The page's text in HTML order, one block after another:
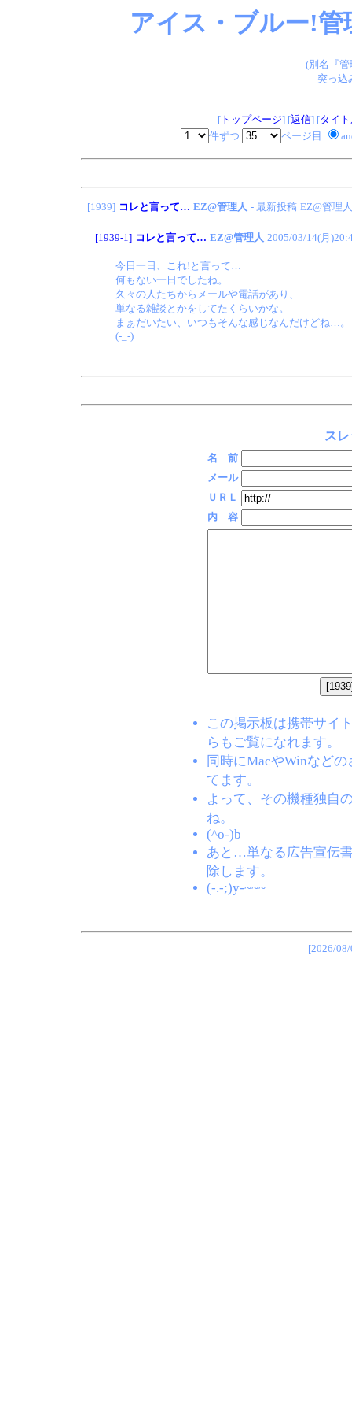
アイス・ブルー!
(別名『
突っ込
[トップページ] [返信] [タイ
件ずつ
ページ目
[1939] コレと言って… EZ@管理人 - 最新投稿 EZ@管理人
[1939-1] コレと言って… EZ@管理人 2005/03/14(月
今日一日、これ!と言って…
何もない一日でしたね。
久々の人たちからメールや電話があり、
単なる雑談とかをしてたくらいかな。
まぁだいたい、いつもそんな感じなんだけどね…。
(-_-)
ス
名 前
メール
ＵＲＬ
内 容
この掲示板は携帯サイ
らもご覧になれます。
同時にMacやWinなど
てます。
よって、その機種独自
ね。
(^o-)b
あと…単なる広告宣伝
除します。
(-.-;)y-~~~
[2026/